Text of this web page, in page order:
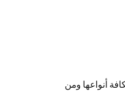
أنواعها ومن